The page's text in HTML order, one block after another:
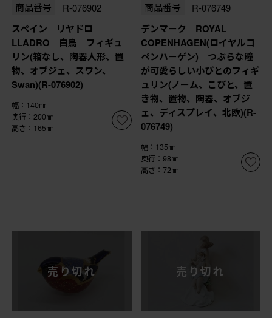
商品番号 R-076902
スペイン リヤドロ
LLADRO 白鳥 フィギュ
リン(箱なし、陶器人形、置
物、オブジェ、スワン、
Swan)(R-076902)
幅：140㎜
奥行：200㎜
高さ：165㎜
商品番号 R-076749
デンマーク ROYAL
COPENHAGEN(ロイヤルコ
ペンハーゲン) つぶらな瞳
が可愛らしい小びとのフィギ
ュリン(ノーム、こびと、置
き物、置物、陶器、オブジ
ェ、ディスプレイ、北欧)(R-
076749)
幅：135㎜
奥行：98㎜
高さ：72㎜
売り切れ 売り切れ